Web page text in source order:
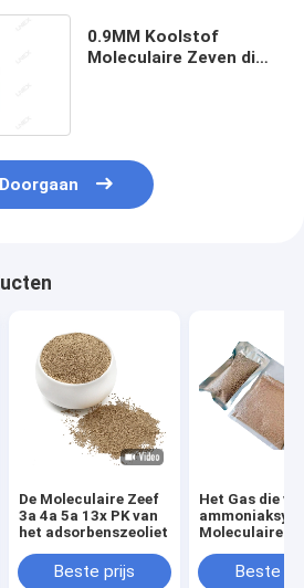
0.9MM Koolstof
Moleculaire Zeven die
Doorgaan
De Moleculaire Zeef
3a 4a 5a 13x PK van
het adsorbenszeoliet
Beste prijs
Het Gas die
Moleculaire
drogen als
Agent
Beste